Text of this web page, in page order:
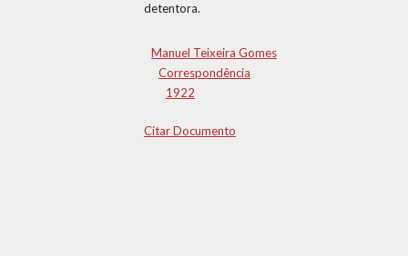
detentora.
Manuel Teixeira Gomes
Correspondência
1922
Citar Documento